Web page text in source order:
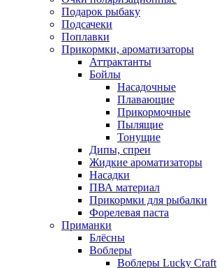
Подарок рыбаку
Подсачеки
Поплавки
Прикормки, ароматизаторы
Аттрактанты
Бойлы
Насадочные
Плавающие
Прикормочные
Пылящие
Тонущие
Дипы, спреи
Жидкие ароматизаторы
Насадки
ПВА материал
Прикормки для рыбалки
Форелевая паста
Приманки
Блёсны
Воблеры
Воблеры Lucky Craft